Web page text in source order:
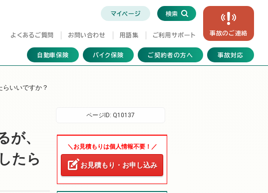
マイページ 検索
事故のご連絡
よくあるご質問 お問い合わせ 用語集 ご利用サポート
自動車保険 バイク保険 ご契約者の方へ 事故対応
いいですか？
、
たら
＼お見積もりは個人情報不要！／
お見積もり・お申し込み
ページID: Q10137